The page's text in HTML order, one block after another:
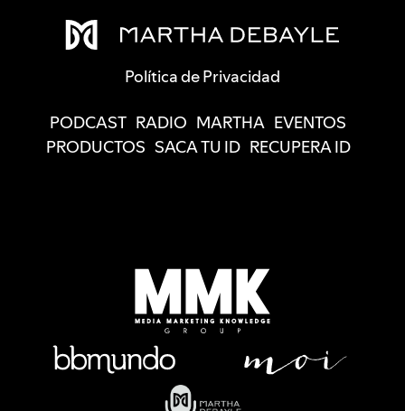
Política de Privacidad
PODCAST RADIO MARTHA EVENTOS
PRODUCTOS SACA TU ID RECUPERA ID